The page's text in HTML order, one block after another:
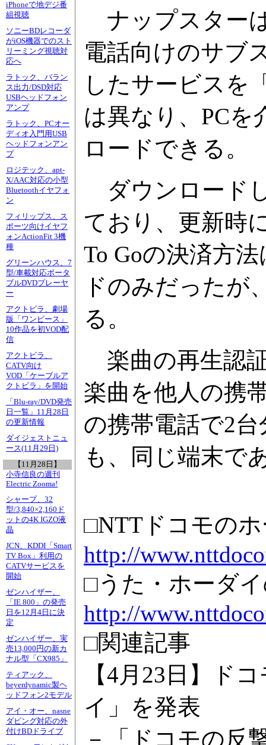
iPhoneで地デジ番
組視聴
ソニーBDレコーダ
がiOS機器でのスト
リーミング視聴対
応へ
ラトック、バラン
ス出力/DSD対応
USBヘッドフォン
アンプ
ラトック、PCオー
ディオ入門用USB
ヘッドフォンアン
プ
ロジテック、apt-
X/AAC対応の小型
Bluetoothイヤフォ
ン
フィリップス、ス
ポーツ向けイヤフ
ォンActionFit 3機
種
グリーンハウス、7
型/車載対応ポータ
ブルDVDプレーヤ
ー
アクトビラ、劇場
版「ワンピース」
10作品を初VOD配
信
アクトビラ、
CATV向け
VOD「ケーブルア
クトビラ」を開始
「Blu-ray/DVD発売
日一覧」11月28日
の更新情報
ダイジェストニュ
ース(11月29日)
【11月28日】
小寺信良の週刊
Electric Zooma!
シャープ、32
型/3,840×2,160ド
ットの4K IGZO液
晶
JCN、KDDI「Smart
TV Box」利用の
CATVサービスを
開始
ゼンハイザー、
「IE 800」の発売
日を12月4日に決
定
ゼンハイザー、実
売13,000円の新カ
ナル型「CX985」
ティアック、
beyerdynamic製ヘ
ッドフォン2モデル
アイ・オー、nasne
ダビング対応の外
付けBDドライブ
ナップスター
電話向けのサブ
したサービスを
は異なり、PCを
ロードできる。
ダウンロード
ており、更新時
To Goの決済方
ドのみだったが
る。
楽曲の再生認
楽曲を他人の携
の携帯電話で2
も、同じ端末で
□NTTドコモの
http://
□うた・ホーダ
http://
□関連記事
【4月23日】ド
イ」を発表
－「ドコモの反